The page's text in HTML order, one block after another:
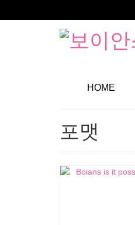
HOME
포맷